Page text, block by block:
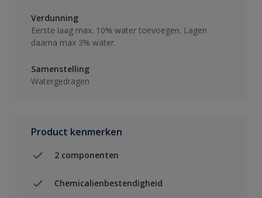
Verdunning
Eerste laag max. 10% water toevoegen. Lagen
daarna max 3% water.
Samenstelling
Watergedragen
Product kenmerken
2 componenten
Chemicalienbestendigheid